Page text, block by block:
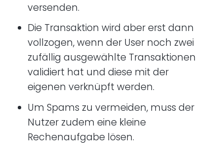
versenden.
Die Transaktion wird aber erst dann
vollzogen, wenn der User noch zwei
zufällig ausgewählte Transaktionen
validiert hat und diese mit der
eigenen verknüpft werden.
Um Spams zu vermeiden, muss der
Nutzer zudem eine kleine
Rechenaufgabe lösen.